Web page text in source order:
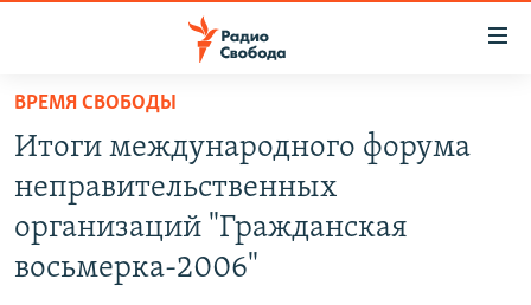
упрощенного
доступа
основному
содержанию
АВТОРСКИЕ ПРОЕКТЫ
ЦИТАТЫ СВОБОДЫ
ВРЕМЯ СВОБОДЫ
Итоги международного форума
неправительственных
организаций "Гражданская
восьмерка-2006"